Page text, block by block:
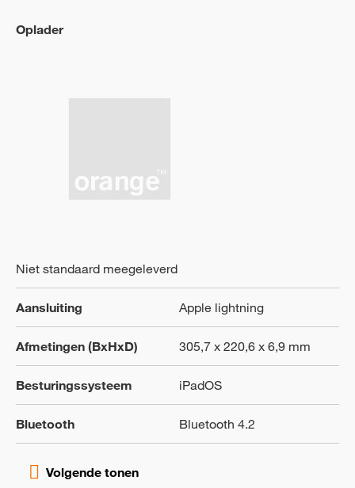
Oplader
Niet standaard meegeleverd
Aansluiting Apple lightning
Afmetingen (BxHxD) 305,7 x 220,6 x 6,9 mm
Besturingssysteem iPadOS
Bluetooth Bluetooth 4.2